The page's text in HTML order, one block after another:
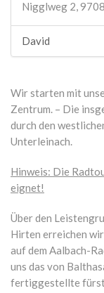
Nigglweg 2,
David
Wir starten mit
Zentrum. – Die
durch den
Unterleinach.
Hinweis: Die
eignet!
Über den
Hirten erreichen
auf dem Aalbach-
uns das von
fertiggestellte